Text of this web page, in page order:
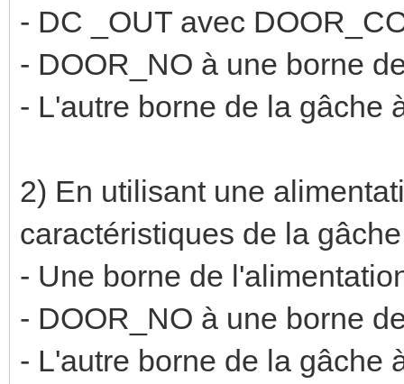
- DC _OUT avec
- DOOR_NO à une borne
- L'autre borne de la gâche
2) En utilisant une
caractéristiques de la gâche
- Une borne de
- DOOR_NO à une borne
- L'autre borne de la gâche